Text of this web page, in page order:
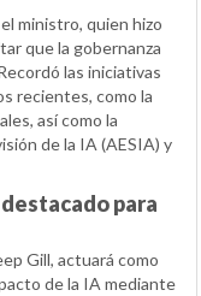
ministro, quien hizo
que la gobernanza
las iniciativas
recientes, como la
así como la
de la IA (AESIA) y
para
Gill, actuará como
de la IA mediante